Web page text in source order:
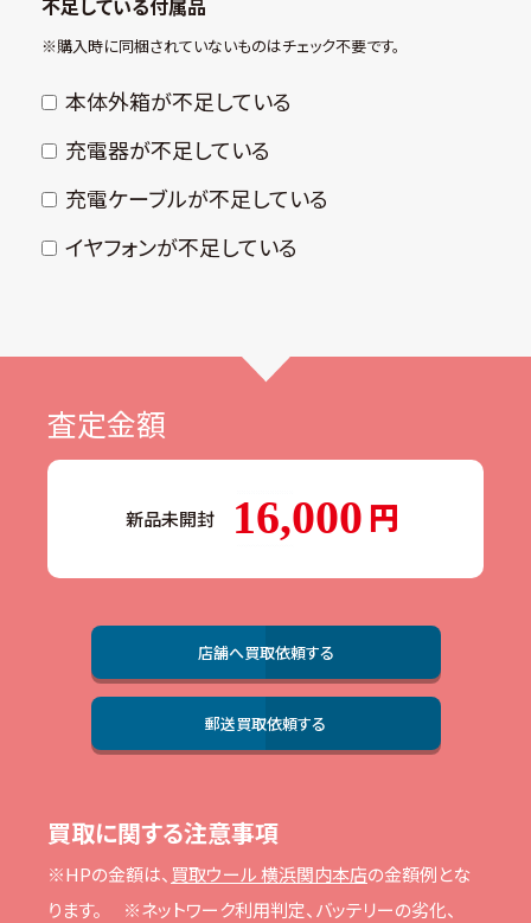
不足している付属品
※購⼊時に同梱されていないものはチェック不要です。
本体外箱が不⾜している
充電器が不⾜している
充電ケーブルが不⾜している
イヤフォンが不⾜している
査定金額
新品未開封 16,000
店舗へ買取依頼する
郵送買取依頼する
買取に関する注意事項
※HPの⾦額は、 買取ウール 横浜関内本店の⾦額例とな
ります。
※ネットワーク利⽤判定、バッテリーの劣化、